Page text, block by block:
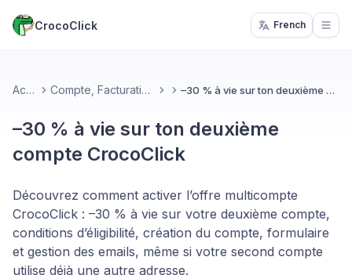
CrocoClick French
Accueil Compte, Facturation & Support –30 % à vie sur ton deuxième compte CrocoClick
–30 % à vie sur ton deuxième
compte CrocoClick
Découvrez comment activer l’offre multicompte
CrocoClick : –30 % à vie sur votre deuxième compte,
conditions d’éligibilité, création du compte, formulaire
et gestion des emails, même si votre second compte
utilise déjà une autre adresse.